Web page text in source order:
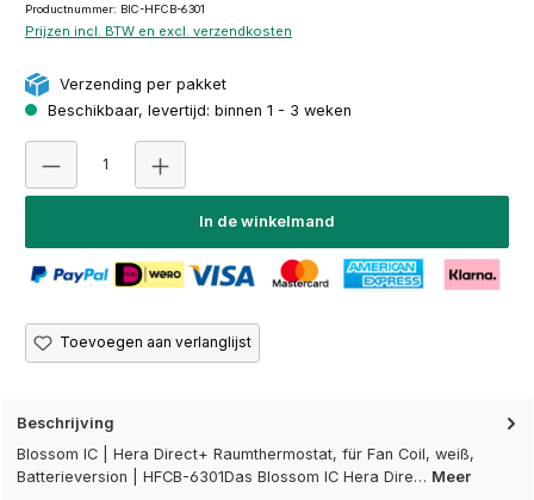
Productnummer: BIC-HFCB-6301
Prijzen incl. BTW en excl. verzendkosten
Verzending per pakket
Beschikbaar, levertijd: binnen 1 - 3 weken
In de winkelmand
Toevoegen aan verlanglijst
Beschrijving
Blossom IC | Hera Direct+ Raumthermostat, für Fan Coil, weiß,
Batterieversion | HFCB-6301Das Blossom IC Hera Dire… Meer